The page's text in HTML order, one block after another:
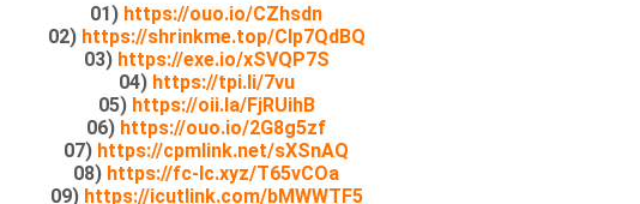
01) https://ouo.io/CZhsdn
02) https://shrinkme.top/Clp7QdBQ
03) https://exe.io/xSVQP7S
04) https://tpi.li/7vu
05) https://oii.la/FjRUihB
06) https://ouo.io/2G8g5zf
07) https://cpmlink.net/sXSnAQ
08) https://fc-lc.xyz/T65vCOa
09) https://icutlink.com/bMWWTF5